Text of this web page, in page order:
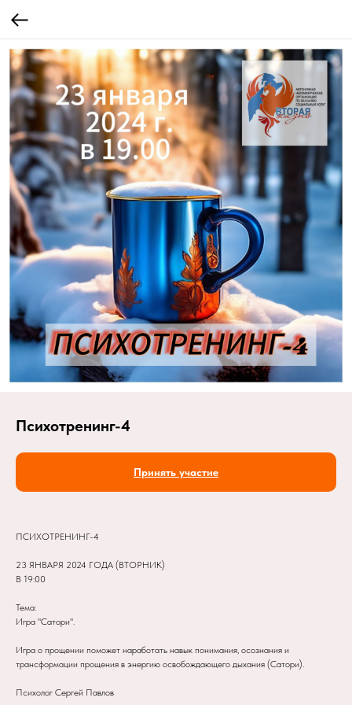
Психотренинг-4
Принять участие
ПСИХОТРЕНИНГ-4
23 ЯНВАРЯ 2024 ГОДА (ВТОРНИК)
В 19:00
Тема:
Игра "Сатори".
Игра о прощении поможет наработать навык понимания, осознания и
трансформации прощения в энергию освобождающего дыхания (Сатори).
Психолог Сергей Павлов